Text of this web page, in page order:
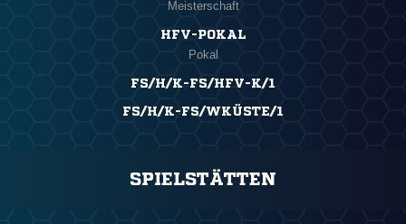
Meisterschaft
HFV-POKAL
Pokal
FS/H/K-FS/HFV-K/1
FS/H/K-FS/WKÜSTE/1
SPIELSTÄTTEN